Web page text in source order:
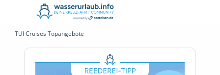
TUI Cruises Topangebote